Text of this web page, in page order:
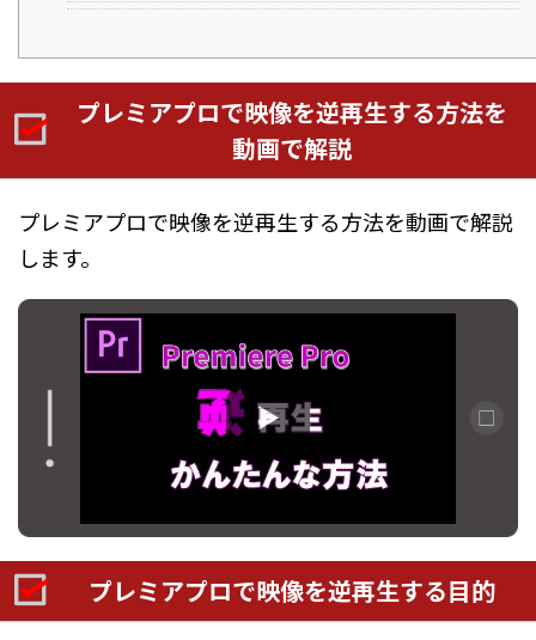
プレミアプロで映像を逆再生する方法を
動画で解説
プレミアプロで映像を逆再生する方法を動画で解説
します。
プレミアプロで映像を逆再生する目的